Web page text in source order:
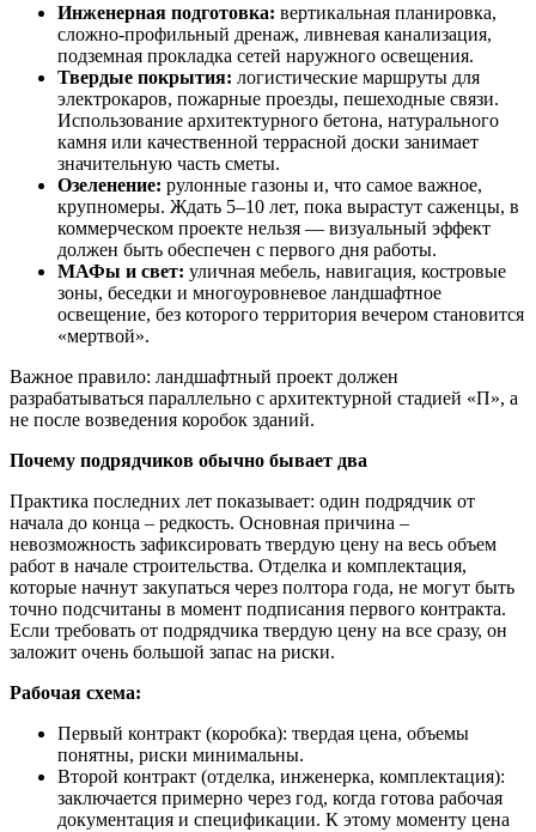
Инженерная подготовка: вертикальная планировка,
сложно-профильный дренаж, ливневая канализация,
подземная прокладка сетей наружного освещения.
Твердые покрытия: логистические маршруты для
электрокаров, пожарные проезды, пешеходные связи.
Использование архитектурного бетона, натурального
камня или качественной террасной доски занимает
значительную часть сметы.
Озеленение: рулонные газоны и, что самое важное,
крупномеры. Ждать 5–10 лет, пока вырастут саженцы, в
коммерческом проекте нельзя — визуальный эффект
должен быть обеспечен с первого дня работы.
МАФы и свет: уличная мебель, навигация, костровые
зоны, беседки и многоуровневое ландшафтное
освещение, без которого территория вечером становится
«мертвой».
Важное правило: ландшафтный проект должен
разрабатываться параллельно с архитектурной стадией «П», а
не после возведения коробок зданий.
Почему подрядчиков обычно бывает два
Практика последних лет показывает: один подрядчик от
начала до конца – редкость. Основная причина –
невозможность зафиксировать твердую цену на весь объем
работ в начале строительства. Отделка и комплектация,
которые начнут закупаться через полтора года, не могут быть
точно подсчитаны в момент подписания первого контракта.
Если требовать от подрядчика твердую цену на все сразу, он
заложит очень большой запас на риски.
Рабочая схема:
Первый контракт (коробка): твердая цена, объемы
понятны, риски минимальны.
Второй контракт (отделка, инженерка, комплектация):
заключается примерно через год, когда готова рабочая
документация и спецификации. К этому моменту цена